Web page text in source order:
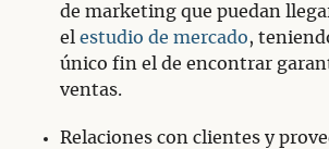
de marketing que puedan
el estudio de mercado,
único fin el de encontrar
ventas.
Relaciones con clientes y